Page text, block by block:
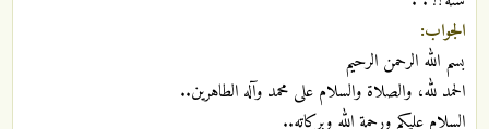
الجواب:
بسم الله الرحمن الرحيم
الحمد لله، والصلاة والسلام على محمد وآله الطاهرين..
السلام عليكم ورحمة الله وبركاته..